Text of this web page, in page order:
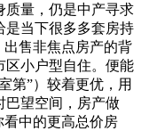
质量，仍是中产寻求
是当下很多多套房持
出售非焦点房产的背
区小户型自住。便能
第”）较着更优，用
巴望空间，房产做
看中的更高总价房